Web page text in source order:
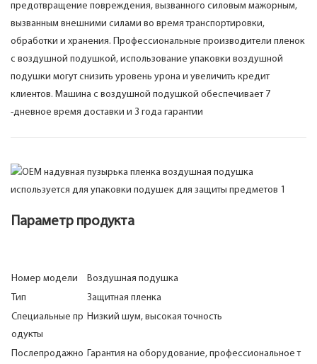
предотвращение повреждения, вызванного силовым мажорным,
вызванным внешними силами во время транспортировки,
обработки и хранения. Профессиональные производители пленок
с воздушной подушкой, использование упаковки воздушной
подушки могут снизить уровень урона и увеличить кредит
клиентов. Машина с воздушной подушкой обеспечивает 7
-дневное время доставки и 3 года гарантии
Параметр продукта
Номер модели
Воздушная подушка
Тип
Защитная пленка
Специальные пр
одукты
Низкий шум, высокая точность
Послепродажно Гарантия на оборудование, профессиональное т